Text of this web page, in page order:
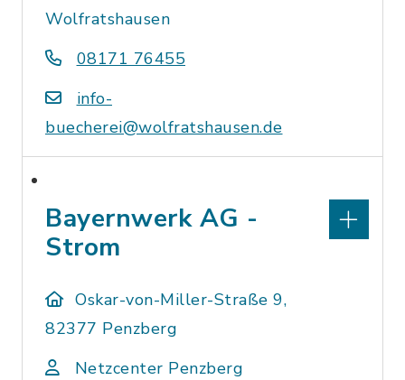
Wolfratshausen
08171 76455
info-
buecherei@wolfratshausen.de
Bayernwerk AG -
Strom
Oskar-von-Miller-Straße 9,
82377 Penzberg
Netzcenter Penzberg